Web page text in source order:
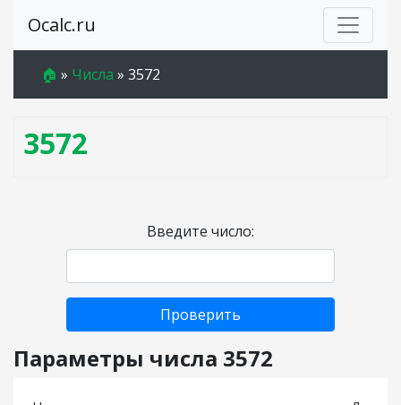
Ocalc.ru
🏠 » Числа » 3572
3572
Введите число:
Проверить
Параметры числа 3572